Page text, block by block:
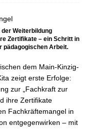
Weiterbildung
Zertifikate – ein Schritt in
pädagogischen Arbeit.
dem Main-Kinzig-
zeigt erste Erfolge:
zur „Fachkraft zur
ihre Zertifikate
Fachkräftemangel in
entgegenwirken – mit